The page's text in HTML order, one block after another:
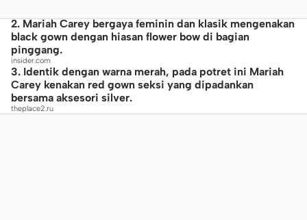
2. Mariah Carey bergaya feminin dan klasik mengenakan
black gown dengan hiasan flower bow di bagian
pinggang.
insider.com
3. Identik dengan warna merah, pada potret ini Mariah
Carey kenakan red gown seksi yang dipadankan
bersama aksesori silver.
theplace2.ru